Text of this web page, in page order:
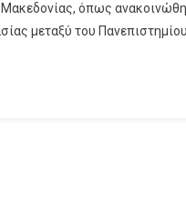
Μακεδονίας, όπως
μεταξύ του